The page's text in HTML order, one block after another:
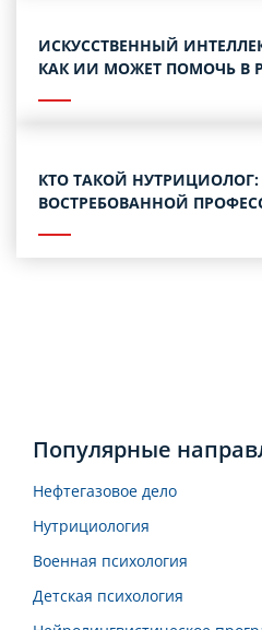
ИСКУССТВЕННЫЙ
КАК ИИ МОЖЕТ ПОМОЧЬ В
КТО ТАКОЙ
ВОСТРЕБОВАННОЙ
Популярные
Нефтегазовое дело
Нутрициология
Военная психология
Детская психология